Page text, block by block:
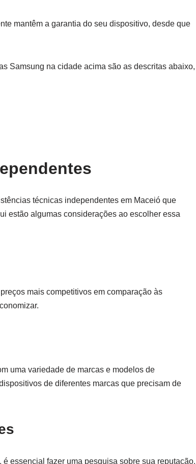
mantêm a garantia do seu dispositivo, desde que
Samsung na cidade acima são as descritas abaixo,
técnicas independentes em Maceió que
estão algumas considerações ao escolher essa
mais competitivos em comparação às
uma variedade de marcas e modelos de
de diferentes marcas que precisam de
essencial fazer uma pesquisa sobre sua reputação.